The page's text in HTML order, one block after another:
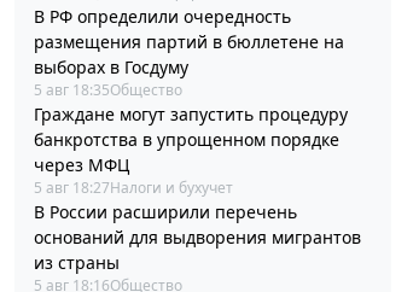
В РФ определили очередность
размещения партий в бюллетене на
выборах в Госдуму
5 авг 18:35Общество
Граждане могут запустить процедуру
банкротства в упрощенном порядке
через МФЦ
5 авг 18:27Налоги и бухучет
В России расширили перечень
оснований для выдворения мигрантов
из страны
5 авг 18:16Общество